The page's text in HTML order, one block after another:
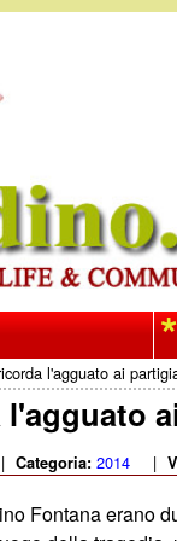
l'agguato ai
| Categoria:2014 |
Fontana erano